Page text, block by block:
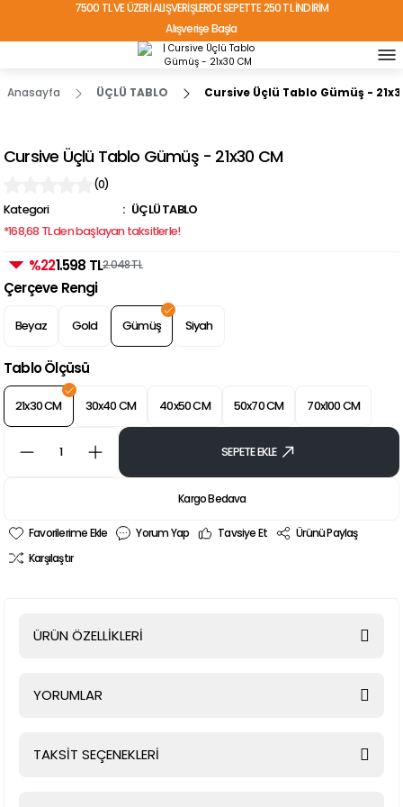
7500 TL VE ÜZERİ ALIŞVERİŞLERDE SEPETTE 250 TL İNDİRİM
Alışverişe Başla
TÜRKİYE'NİN HER YERİNE ÜCRETSİZ KARGO!
Anasayfa ÜÇLÜ TABLO Cursive Üçlü Tablo Gümüş -
Cursive Üçlü Tablo Gümüş - 21x30 CM
(0)
Kategori
ÜÇLÜ TABLO
*168,68 TL den başlayan taksitlerle!
%221.598 TL2.048 TL
Çerçeve Rengi
Beyaz Gold Gümüş Siyah
Tablo Ölçüsü
21x30 CM 30x40 CM 40x50 CM 50x70 CM 70x100 CM
SEPETE EKLE
Kargo Bedava
Yorum Yap Tavsiye Et
Ürünü Paylaş
Karşılaştır
ÜRÜN ÖZELLİKLERİ
YORUMLAR
TAKSİT SEÇENEKLERİ